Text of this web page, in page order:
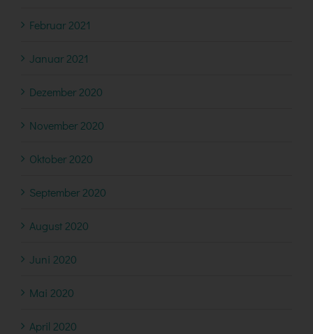
Februar 2021
Januar 2021
Dezember 2020
November 2020
Oktober 2020
September 2020
August 2020
Juni 2020
Mai 2020
April 2020